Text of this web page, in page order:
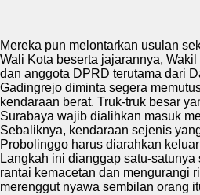
Mereka pun melontarkan usulan
Wali Kota beserta jajarannya,
dan anggota DPRD terutama dari
Gadingrejo diminta segera
kendaraan berat. Truk-truk besar
Surabaya wajib dialihkan masuk
Sebaliknya, kendaraan sejenis
Probolinggo harus diarahkan
Langkah ini dianggap satu-
rantai kemacetan dan mengurangi
merenggut nyawa sembilan orang